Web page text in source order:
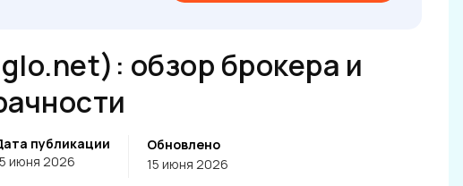
обзор брокера и
публикации
июня 2026
Обновлено
15 июня 2026